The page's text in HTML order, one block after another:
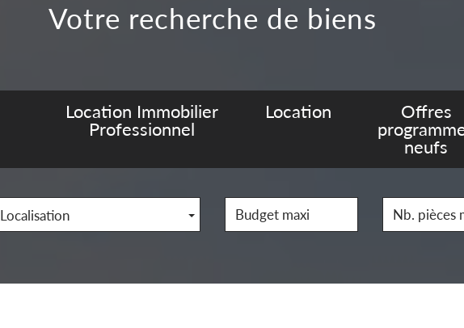
votre recherche de biens
Location Immobilier
Professionnel
Location
Offres
neufs
Localisation